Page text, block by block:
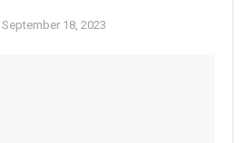
September 18, 2023